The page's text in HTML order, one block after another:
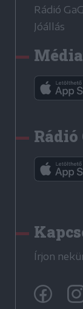
Rádió
Jóállás
Rádió
Írjon